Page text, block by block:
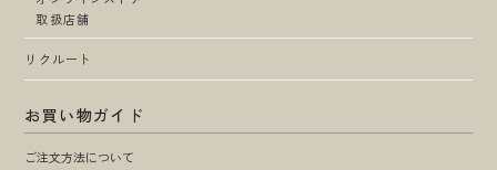
取扱店舗
リクルート
お買い物ガイド
ご注文方法について